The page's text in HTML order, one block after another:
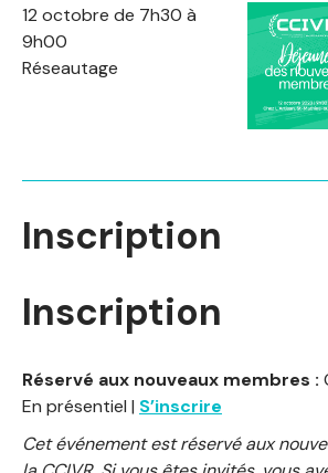
12 octobre de 7h30 à
9h00
Réseautage
Inscription
Inscription
Réservé aux nouveaux membres :
En présentiel | S’inscrire
Cet événement est réservé aux